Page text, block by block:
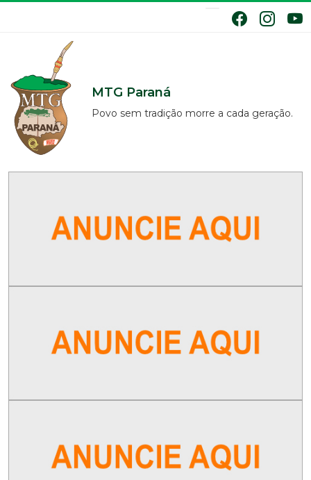
MTG Paraná
Povo sem tradição morre a cada geração.